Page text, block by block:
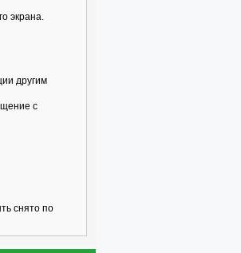
экрана.
другим
с
снято по